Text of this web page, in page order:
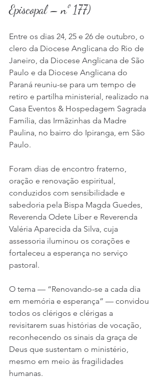
Episcopal – nº 177)
Entre os dias 24, 25 e 26 de outubro, o
clero da Diocese Anglicana do Rio de
Janeiro, da Diocese Anglicana de São
Paulo e da Diocese Anglicana do
Paraná reuniu-se para um tempo de
retiro e partilha ministerial, realizado na
Casa Eventos & Hospedagem Sagrada
Família, das Irmãzinhas da Madre
Paulina, no bairro do Ipiranga, em São
Paulo.
Foram dias de encontro fraterno,
oração e renovação espiritual,
conduzidos com sensibilidade e
sabedoria pela Bispa Magda Guedes,
Reverenda Odete Liber e Reverenda
Valéria Aparecida da Silva, cuja
assessoria iluminou os corações e
fortaleceu a esperança no serviço
pastoral.
O tema — “Renovando-se a cada dia
em memória e esperança” — convidou
todos os clérigos e clérigas a
revisitarem suas histórias de vocação,
reconhecendo os sinais da graça de
Deus que sustentam o ministério,
mesmo em meio às fragilidades
humanas.